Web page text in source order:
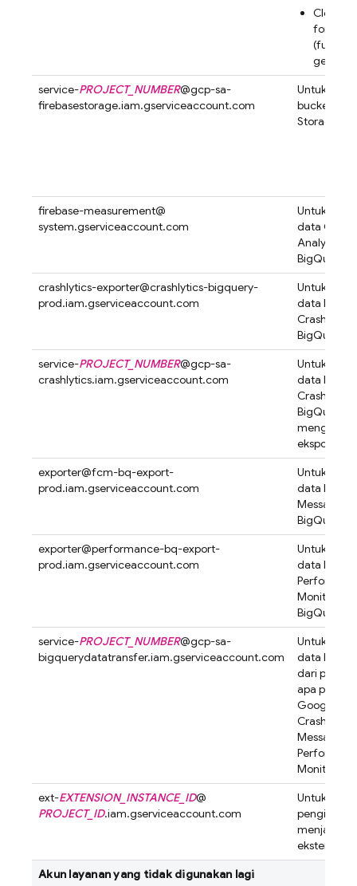
Cloud
for
(fungsi
service-PROJECT_NUMBER@gcp-sa-
firebasestorage.iam.gserviceaccount.com
Untuk
bucket
Storage for
firebase-measurement@
system.gserviceaccount.com
Untuk
data
Analytics
BigQuery
crashlytics-exporter@crashlytics-bigquery-
prod.iam.gserviceaccount.com
Untuk
data
Crashlytics
BigQuery
service-PROJECT_NUMBER@gcp-sa-
crashlytics.iam.gserviceaccount.com
Untuk
data
Crashlytics
BigQuery
ekspor
exporter@fcm-bq-export-
prod.iam.gserviceaccount.com
Untuk
data
Messaging
BigQuery
exporter@performance-bq-export-
prod.iam.gserviceaccount.com
Untuk
data
Monitoring
BigQuery
service-PROJECT_NUMBER@gcp-sa-
bigquerydatatransfer.iam.gserviceaccount.com
Untuk
data ke
dari produk
apa pun
Google
Crashlytics
Messaging
Monitoring
ext-EXTENSION_INSTANCE_ID@
PROJECT_ID.iam.gserviceaccount.com
Untuk
ekstensi
Akun layanan yang tidak digunakan lagi